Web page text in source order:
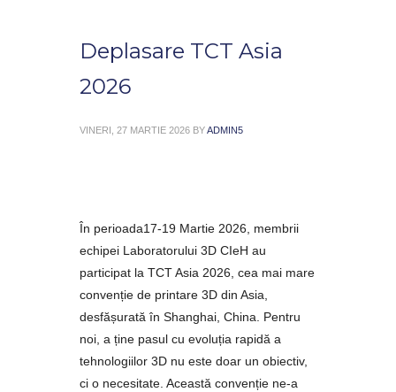
Deplasare TCT Asia
2026
VINERI, 27 MARTIE 2026 BYADMIN5
În perioada17-19 Martie 2026, membrii
echipei Laboratorului 3D CIeH au
participat la TCT Asia 2026, cea mai mare
convenție de printare 3D din Asia,
desfășurată în Shanghai, China. Pentru
noi, a ține pasul cu evoluția rapidă a
tehnologiilor 3D nu este doar un obiectiv,
ci o necesitate. Această convenție ne-a